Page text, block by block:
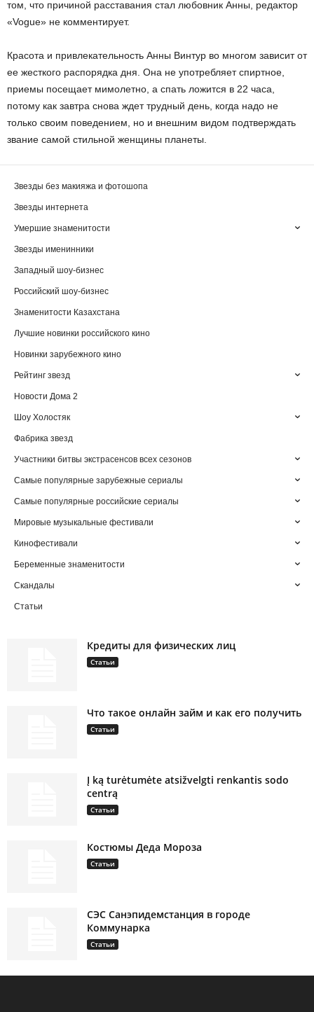
том, что причиной расставания стал любовник Анны, редактор
«Vogue» не комментирует.
Красота и привлекательность Анны Винтур во многом зависит от
ее жесткого распорядка дня. Она не употребляет спиртное,
приемы посещает мимолетно, а спать ложится в 22 часа,
потому как завтра снова ждет трудный день, когда надо не
только своим поведением, но и внешним видом подтверждать
звание самой стильной женщины планеты.
Звезды без макияжа и фотошопа
Звезды интернета
Умершие знаменитости
Звезды именинники
Западный шоу-бизнес
Российский шоу-бизнес
Знаменитости Казахстана
Лучшие новинки российского кино
Новинки зарубежного кино
Рейтинг звезд
Новости Дома 2
Шоу Холостяк
Фабрика звезд
Участники битвы экстрасенсов всех сезонов
Самые популярные зарубежные сериалы
Самые популярные российские сериалы
Мировые музыкальные фестивали
Кинофестивали
Беременные знаменитости
Скандалы
Статьи
Кредиты для физических лиц
Статьи
Что такое онлайн займ и как его получить
Статьи
Į ką turėtumėte atsižvelgti renkantis sodo
centrą
Статьи
Костюмы Деда Мороза
Статьи
СЭС Санэпидемстанция в городе
Коммунарка
Статьи